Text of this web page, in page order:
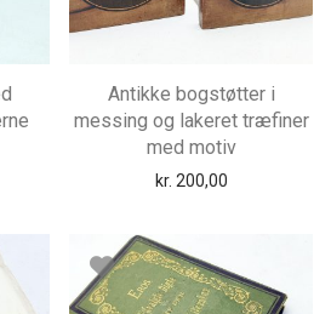
Antikke bogstøtter i
messing og lakeret træfiner
med motiv
kr. 200,00